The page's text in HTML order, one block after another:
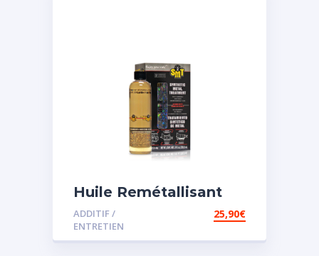
Huile Remétallisant
Moteur SMT2
ADDITIF /
ENTRETIEN
25,90€